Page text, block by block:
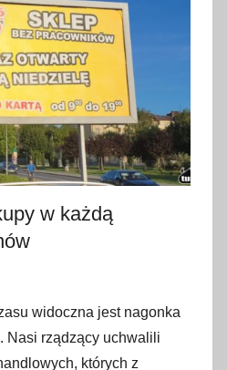
w każdą
widoczna jest nagonka
Nasi rządzący uchwalili
których z